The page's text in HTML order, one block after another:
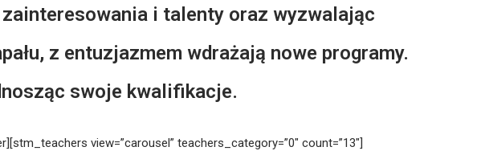
i talenty oraz wyzwalając
z entuzjazmem wdrażają nowe programy.
swoje kwalifikacje.
view=”carousel” teachers_category=”0″ count=”13″]